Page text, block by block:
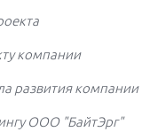
компании
развития компании
ООО "БайтЭрг"